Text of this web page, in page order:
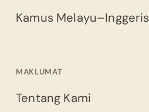
Kamus Melayu–Inggeris
MAKLUMAT
Tentang Kami